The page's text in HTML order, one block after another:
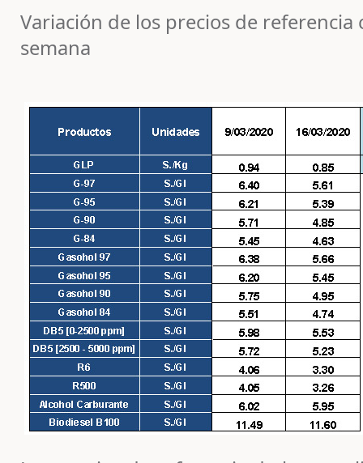
Variación de los precios de
semana